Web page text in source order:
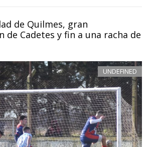
de Quilmes, gran
de Cadetes y fin a una racha de
UNDEFINED